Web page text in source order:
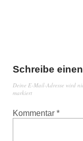
Schreibe
Deine E-Mail-Adresse wird
markiert
Kommentar *